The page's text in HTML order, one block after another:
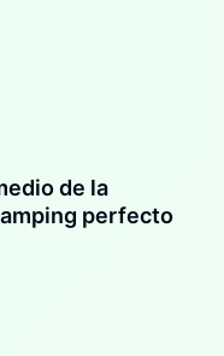
de la
perfecto